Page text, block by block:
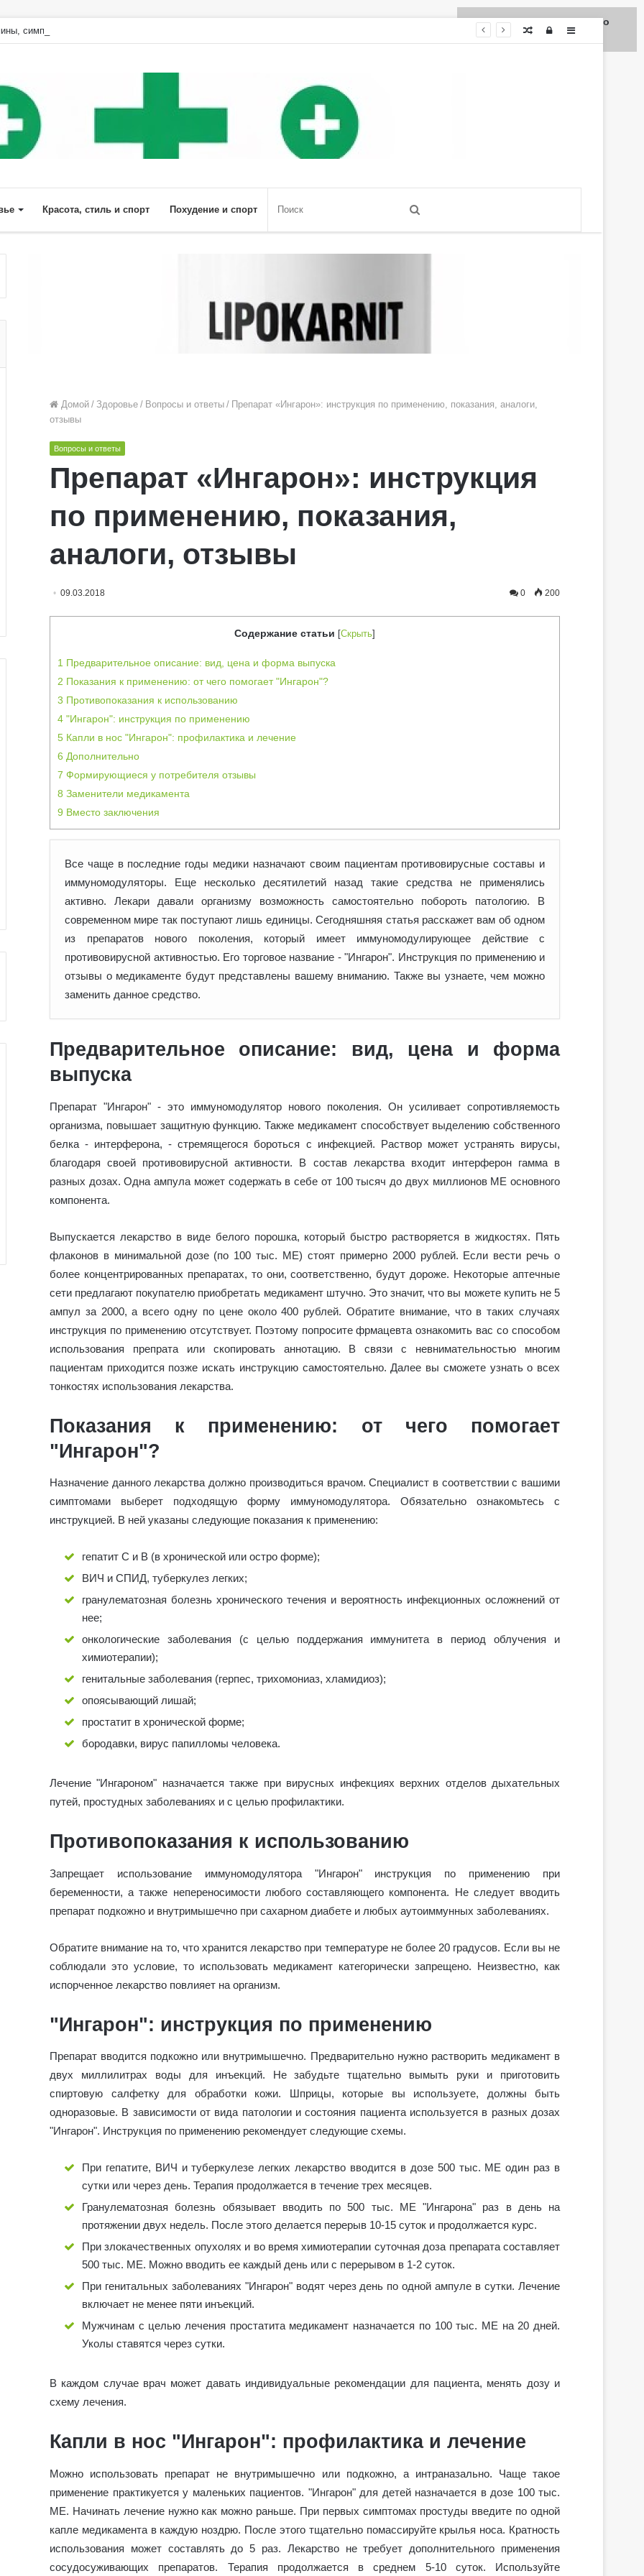
симптомы и особенности лечения | Diet4Health.ru Sidebar
Log
Случайная
Красота, стиль и спорт Похудение и спорт
Домой / Здоровье / Вопросы и ответы / Препарат «Ингарон»: инструкция по применению, показания, аналоги,
отзывы
Вопросы и ответы
Препарат «Ингарон»: инструкция
по применению, показания,
аналоги, отзывы
09.03.2018 0 200
Содержание статьи [Скрыть]
1 Предварительное описание: вид, цена и форма выпуска
2 Показания к применению: от чего помогает "Ингарон"?
3 Противопоказания к использованию
4 "Ингарон": инструкция по применению
5 Капли в нос "Ингарон": профилактика и лечение
6 Дополнительно
7 Формирующиеся у потребителя отзывы
8 Заменители медикамента
9 Вместо заключения
Все чаще в последние годы медики назначают своим пациентам противовирусные составы и
иммуномодуляторы. Еще несколько десятилетий назад такие средства не применялись
активно. Лекари давали организму возможность самостоятельно побороть патологию. В
современном мире так поступают лишь единицы. Сегодняшняя статья расскажет вам об одном
из препаратов нового поколения, который имеет иммуномодулирующее действие с
противовирусной активностью. Его торговое название - "Ингарон". Инструкция по применению и
отзывы о медикаменте будут представлены вашему вниманию. Также вы узнаете, чем можно
заменить данное средство.
Предварительное описание: вид, цена и форма
выпуска
Препарат "Ингарон" - это иммуномодулятор нового поколения. Он усиливает сопротивляемость
организма, повышает защитную функцию. Также медикамент способствует выделению собственного
белка - интерферона, - стремящегося бороться с инфекцией. Раствор может устранять вирусы,
благодаря своей противовирусной активности. В состав лекарства входит интерферон гамма в
разных дозах. Одна ампула может содержать в себе от 100 тысяч до двух миллионов МЕ основного
компонента.
Выпускается лекарство в виде белого порошка, который быстро растворяется в жидкостях. Пять
флаконов в минимальной дозе (по 100 тыс. МЕ) стоят примерно 2000 рублей. Если вести речь о
более концентрированных препаратах, то они, соответственно, будут дороже. Некоторые аптечные
сети предлагают покупателю приобретать медикамент штучно. Это значит, что вы можете купить не 5
ампул за 2000, а всего одну по цене около 400 рублей. Обратите внимание, что в таких случаях
инструкция по применению отсутствует. Поэтому попросите фрмацевта ознакомить вас со способом
использования препрата или скопировать аннотацию. В связи с невнимательностью многим
пациентам приходится позже искать инструкцию самостоятельно. Далее вы сможете узнать о всех
тонкостях использования лекарства.
Показания к применению: от чего помогает
"Ингарон"?
Назначение данного лекарства должно производиться врачом. Специалист в соответствии с вашими
симптомами выберет подходящую форму иммуномодулятора. Обязательно ознакомьтесь с
инструкцией. В ней указаны следующие показания к применению:
гепатит С и В (в хронической или остро форме);
ВИЧ и СПИД, туберкулез легких;
гранулематозная болезнь хронического течения и вероятность инфекционных осложнений от
нее;
онкологические заболевания (с целью поддержания иммунитета в период облучения и
химиотерапии);
генитальные заболевания (герпес, трихомониаз, хламидиоз);
опоясывающий лишай;
простатит в хронической форме;
бородавки, вирус папилломы человека.
Лечение "Ингароном" назначается также при вирусных инфекциях верхних отделов дыхательных
путей, простудных заболеваниях и с целью профилактики.
Противопоказания к использованию
Запрещает использование иммуномодулятора "Ингарон" инструкция по применению при
беременности, а также непереносимости любого составляющего компонента. Не следует вводить
препарат подкожно и внутримышечно при сахарном диабете и любых аутоиммунных заболеваниях.
Обратите внимание на то, что хранится лекарство при температуре не более 20 градусов. Если вы не
соблюдали это условие, то использовать медикамент категорически запрещено. Неизвестно, как
испорченное лекарство повлияет на организм.
"Ингарон": инструкция по применению
Препарат вводится подкожно или внутримышечно. Предварительно нужно растворить медикамент в
двух миллилитрах воды для инъекций. Не забудьте тщательно вымыть руки и приготовить
спиртовую салфетку для обработки кожи. Шприцы, которые вы используете, должны быть
одноразовые. В зависимости от вида патологии и состояния пациента используется в разных дозах
"Ингарон". Инструкция по применению рекомендует следующие схемы.
При гепатите, ВИЧ и туберкулезе легких лекарство вводится в дозе 500 тыс. МЕ один раз в
сутки или через день. Терапия продолжается в течение трех месяцев.
Гранулематозная болезнь обязывает вводить по 500 тыс. МЕ "Ингарона" раз в день на
протяжении двух недель. После этого делается перерыв 10-15 суток и продолжается курс.
При злокачественных опухолях и во время химиотерапии суточная доза препарата составляет
500 тыс. МЕ. Можно вводить ее каждый день или с перерывом в 1-2 суток.
При генитальных заболеваниях "Ингарон" водят через день по одной ампуле в сутки. Лечение
включает не менее пяти инъекций.
Мужчинам с целью лечения простатита медикамент назначается по 100 тыс. МЕ на 20 дней.
Уколы ставятся через сутки.
В каждом случае врач может давать индивидуальные рекомендации для пациента, менять дозу и
схему лечения.
Капли в нос "Ингарон": профилактика и лечение
Можно использовать препарат не внутримышечно или подкожно, а интраназально. Чаще такое
применение практикуется у маленьких пациентов. "Ингарон" для детей назначается в дозе 100 тыс.
МЕ. Начинать лечение нужно как можно раньше. При первых симптомах простуды введите по одной
капле медикамента в каждую ноздрю. После этого тщательно помассируйте крылья носа. Кратность
использования может составлять до 5 раз. Лекарство не требует дополнительного применения
сосудосуживающих препаратов. Терапия продолжается в среднем 5-10 суток. Используйте
Для любых предложений по
сайту: diet4health@cp9.ru